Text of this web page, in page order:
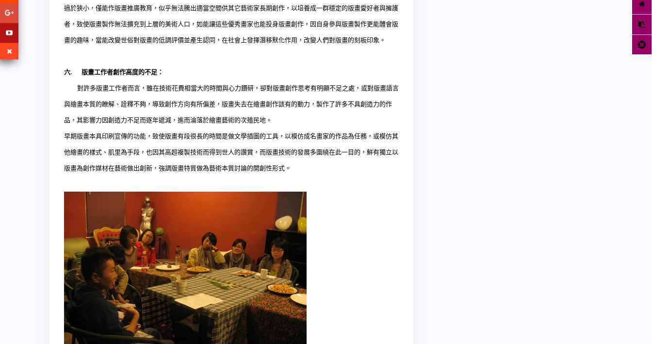
過於狹小，僅能作版畫推廣教育，似乎無法騰出適當空間供其它藝術家長期創作，以培養成一群穩定的版畫愛好者與擁護
者，致使版畫製作無法擴充到上層的美術人口，如能讓這些優秀畫家也能投身版畫創作，因自身參與版畫製作更能體會版
畫的趣味，當能改變世俗對版畫的低調評價並產生認同，在社會上發揮潛移默化作用，改變人們對版畫的刻板印象。
六. 版畫工作者創作高度的不足：
對許多版畫工作者而言，雖在技術花費相當大的時間與心力鑽研，卻對版畫創作思考有明顯不足之處，或對版畫語言
與繪畫本質的瞭解、詮釋不夠，導致創作方向有所偏差，版畫失去在繪畫創作該有的動力，製作了許多不具創造力的作
品，其影響力因創造力不足而逐年遞減，進而淪落於繪畫藝術的次殖民地。
早期版畫本具印刷宣傳的功能，致使版畫有段很長的時間是做文學插圖的工具，以模仿成名畫家的作品為任務，或模仿其
他繪畫的樣式、肌里為手段，也因其高超複製技術而得到世人的讚賞，而版畫技術的發展多圍繞在此一目的，鮮有獨立以
版畫為創作媒材在藝術做出創新，強調版畫特質做為藝術本質討論的開創性形式。